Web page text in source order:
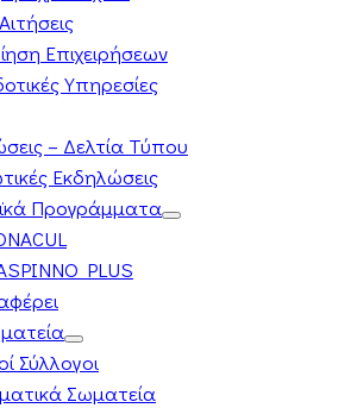
Επιχειρήσεων
Υπηρεσίες
– Δελτία Τύπου
Εκδηλώσεις
Προγράμματα
PLUS
Σύλλογοι
Σωματεία